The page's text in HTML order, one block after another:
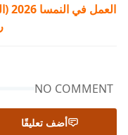
NO COMMENT
أضف تعليقًا